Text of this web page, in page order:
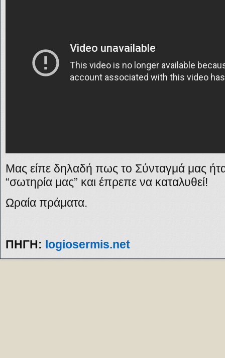
Μας είπε δηλαδή πως το Σύνταγμά μας
“σωτηρία μας” και έπρεπε να καταλυθεί!
Ωραία πράματα.
ΠΗΓΗ: logiosermis.net